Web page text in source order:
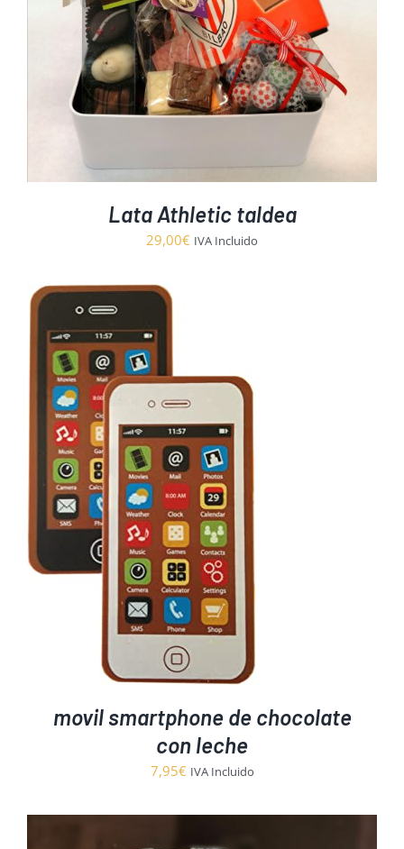
Lata Athletic taldea
29,00€ IVA Incluido
movil smartphone de chocolate
con leche
7,95€ IVA Incluido